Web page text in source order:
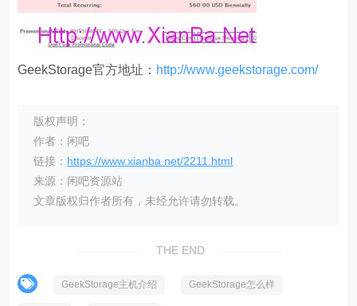
GeekStorage官方地址： http://www.geekstorage.com/
版权声明：
作者：闲吧
链接： https://www.xianba.net/2211.html
来源：闲吧资源站
文章版权归作者所有，未经允许请勿转载。
THE END
GeekStorage主机介绍 GeekStorage怎么样